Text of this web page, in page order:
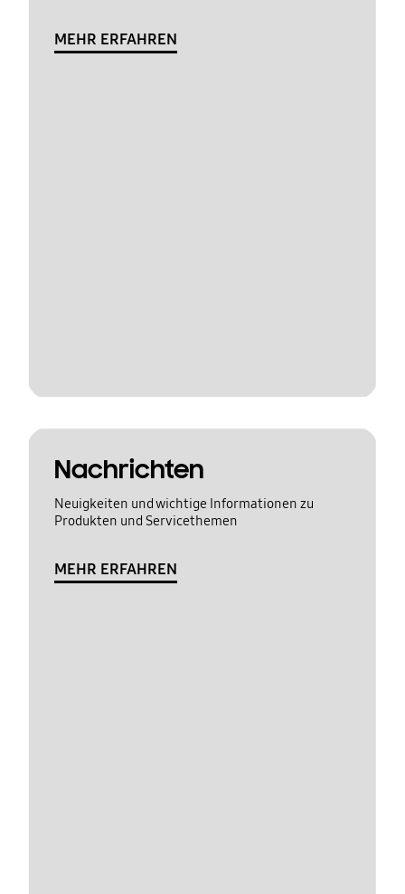
MEHR ERFAHREN
Nachrichten
Neuigkeiten und wichtige Informationen zu
Produkten und Servicethemen
MEHR ERFAHREN